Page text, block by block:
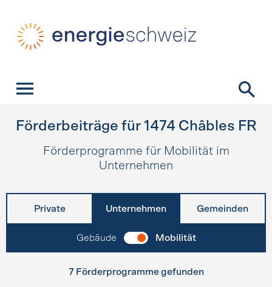
Förderbeiträge für 1474 Châbles FR
Förderprogramme für Mobilität im
Unternehmen
Private Unternehmen Gemeinden
Gebäude Mobilität
7 Förderprogramme gefunden